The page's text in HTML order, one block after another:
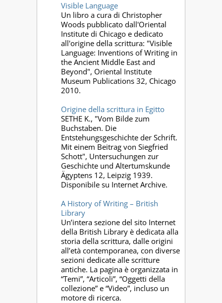
Visible Language
Un libro a cura di Christopher
Woods pubblicato dall'Oriental
Institute di Chicago e dedicato
all'origine della scrittura: "Visible
Language: Inventions of Writing in
the Ancient Middle East and
Beyond", Oriental Institute
Museum Publications 32, Chicago
2010.
Origine della scrittura in Egitto
SETHE K., "Vom Bilde zum
Buchstaben. Die
Entstehungsgeschichte der Schrift.
Mit einem Beitrag von Siegfried
Schott", Untersuchungen zur
Geschichte und Altertumskunde
Ägyptens 12, Leipzig 1939.
Disponibile su Internet Archive.
A History of Writing – British
Library
Un’intera sezione del sito Internet
della British Library è dedicata alla
storia della scrittura, dalle origini
all’età contemporanea, con diverse
sezioni dedicate alle scritture
antiche. La pagina è organizzata in
“Temi”, “Articoli”, “Oggetti della
collezione” e “Video”, incluso un
motore di ricerca.